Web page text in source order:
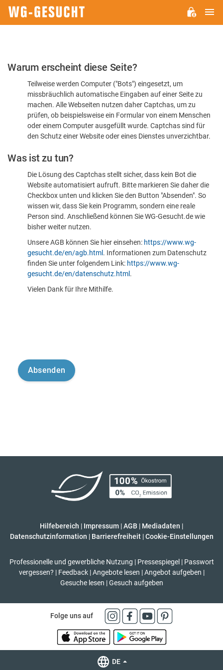
Bitte
dass
sind
Warum erscheint diese Seite?
Teilweise werden Computer ("Bots") eingesetzt, um
missbräuchlich automatische Eingaben auf einer Seite zu
machen. Alle Webseiten nutzen daher Captchas, um zu
prüfen, ob beispielsweise ein Formular von einem Menschen
oder einem Computer ausgefüllt wurde. Captchas sind für
den Schutz einer Website oder eines Dienstes unverzichtbar.
Was ist zu tun?
Die Lösung des Captchas stellt sicher, dass kein Bot die
Website automatisiert aufruft. Bitte markieren Sie daher die
Checkbox unten und klicken Sie den Button "Absenden". So
wissen wir, dass Sie kein Programm, sondern eine reale
Person sind. Anschließend können Sie WG-Gesucht.de wie
bisher weiter nutzen.
Unsere AGB können Sie hier einsehen: https://www.wg-
gesucht.de/en/agb.html . Informationen zum Datenschutz
finden Sie unter folgendem Link: https://www.wg-
gesucht.de/en/datenschutz.html .
Vielen Dank für Ihre Mithilfe.
Hilfebereich | Impressum |AGB | Mediadaten |
Datenschutzinformation | Barrierefreiheit | Cookie-Einstellungen
Professionelle und gewerbliche Nutzung | Pressespiegel | Passwort
vergessen? | Feedback | Angebote lesen | Angebot aufgeben |
Gesuche lesen | Gesuch aufgeben
Folge uns auf
DE